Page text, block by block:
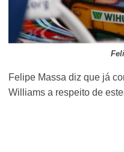
Felipe Massa diz que já
Williams a respeito de